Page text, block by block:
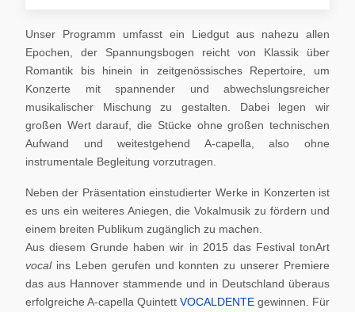
Unser Programm umfasst ein Liedgut aus nahezu allen
Epochen, der Spannungsbogen reicht von Klassik über
Romantik bis hinein in zeitgenössisches Repertoire, um
Konzerte mit spannender und abwechslungsreicher
musikalischer Mischung zu gestalten. Dabei legen wir
großen Wert darauf, die Stücke ohne großen technischen
Aufwand und weitestgehend A-capella, also ohne
instrumentale Begleitung vorzutragen.
Neben der Präsentation einstudierter Werke in Konzerten ist
es uns ein weiteres Aniegen, die Vokalmusik zu fördern und
einem breiten Publikum zugänglich zu machen.
Aus diesem Grunde haben wir in 2015 das Festival tonArt
vocal ins Leben gerufen und konnten zu unserer Premiere
das aus Hannover stammende und in Deutschland überaus
erfolgreiche A-capella Quintett VOCALDENTE gewinnen. Für